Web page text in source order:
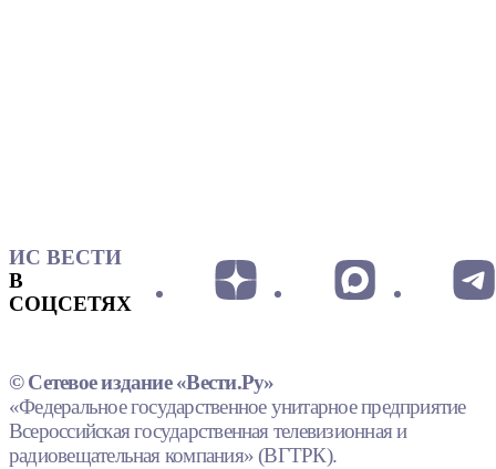
ИС ВЕСТИ
В
СОЦСЕТЯХ
© Сетевое издание «Вести.Ру»
«Федеральное государственное унитарное предприятие
Всероссийская государственная телевизионная и
радиовещательная компания» (ВГТРК).